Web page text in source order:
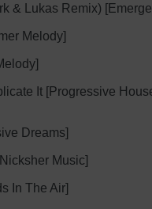
& Lukas Remix)
Melody]
It [Progressive
Dreams]
Music]
In The Air]